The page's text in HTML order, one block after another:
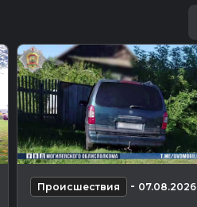
Происшествия - 07.08.2026